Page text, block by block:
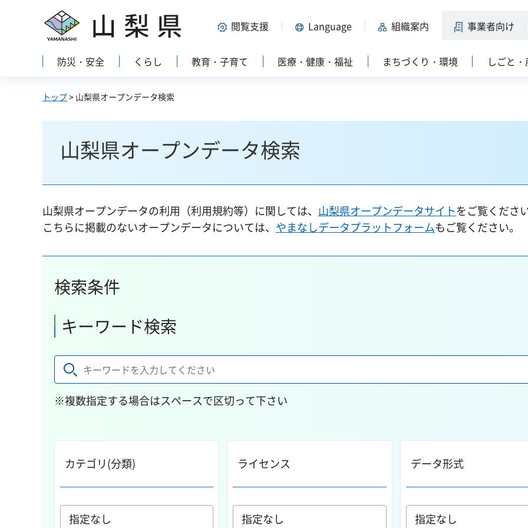
山梨県 閲覧支援 Language 組織案内 事業者向け
防災・安全 くらし 教育・子育て 医療・健康・福祉 まちづくり・環境 しごと
トップ> 山梨県オープンデータ検索
山梨県オープンデータ検索
山梨県オープンデータの利用（利用規約等）に関しては、 山梨県オープンデータサイトをご覧くださ
こちらに掲載のないオープンデータについては、 やまなしデータプラットフォームもご覧ください。
検索条件
キーワード検索
※複数指定する場合はスペースで区切って下さい
カテゴリ(分類) ライセンス データ形式